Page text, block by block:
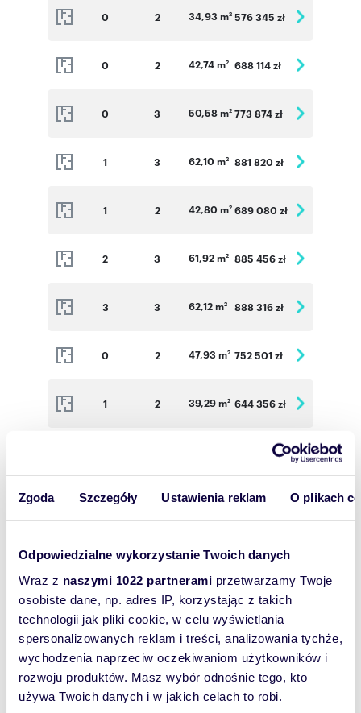
Zgoda Szczegóły Ustawienia reklam O plikach
Odpowiedzialne wykorzystanie Twoich danych
Wraz z naszymi 1022 partnerami przetwarzamy Twoje
osobiste dane, np. adres IP, korzystając z takich
technologii jak pliki cookie, w celu wyświetlania
spersonalizowanych reklam i treści, analizowania tychże,
wychodzenia naprzeciw oczekiwaniom użytkowników i
rozwoju produktów. Masz wybór odnośnie tego, kto
używa Twoich danych i w jakich celach to robi.
0 2 34,93 m2 576 345 zł
0 2 42,74 m2 688 114 zł
0 3 50,58 m2 773 874 zł
1 3 62,10 m2 881 820 zł
1 2 42,80 m2 689 080 zł
2 3 61,92 m2 885 456 zł
3 3 62,12 m2 888 316 zł
0 2 47,93 m2 752 501 zł
1 2 39,29 m2 644 356 zł
641 404 zł
1 60,15 m 854 130 zł
39,21 m 646 965 zł
2 2 38,94 m 642 510 zł
2 3 60,02 m2 858 286 zł
3 3 56,05 m 930 430 zł